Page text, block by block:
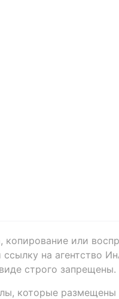
копирование или
на агентство
строго запрещены.
которые размещены